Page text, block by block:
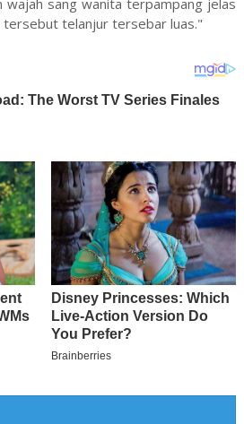
wajah sang wanita terpampang jelas
telanjur tersebar luas."